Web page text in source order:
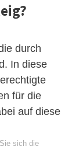
durch
In diese
für die
auf diese
sich die